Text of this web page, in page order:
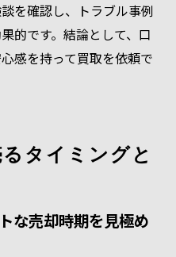
を確認し、トラブル事例
的です。結論として、口
感を持って買取を依頼で
タイミングと
な売却時期を見極め